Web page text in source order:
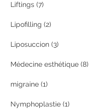
Liftings (7)
Lipofilling (2)
Liposuccion (3)
Médecine esthétique (8)
migraine (1)
Nymphoplastie (1)